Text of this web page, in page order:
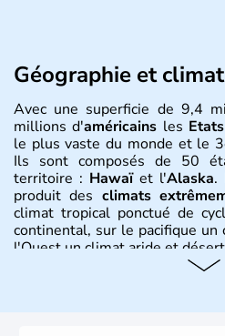
Géographie et climat
Avec une superficie de 9,4
millions d'américains les
le plus vaste du monde et le
Ils sont composés de 50
territoire : Hawaïet l'Alaska.
produit des climats
climat tropical ponctué de
continental, sur le pacifique
l'Ouest un climat aride et